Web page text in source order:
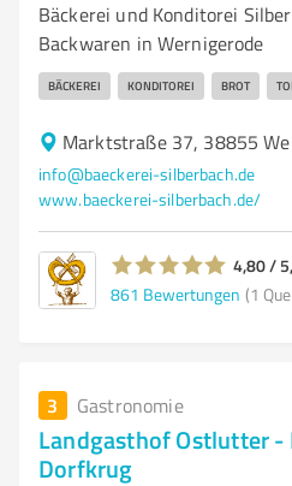
Bäckerei und Konditorei
Backwaren in Wernigerode
BÄCKEREI KONDITOREI BROT
Marktstraße 37, 38855
info@baeckerei-silberbach.de
www.baeckerei-silberbach.de/
4,80 /
861 Bewertungen (1
3 Gastronomie
Landgasthof Ostlutter -
Dorfkrug